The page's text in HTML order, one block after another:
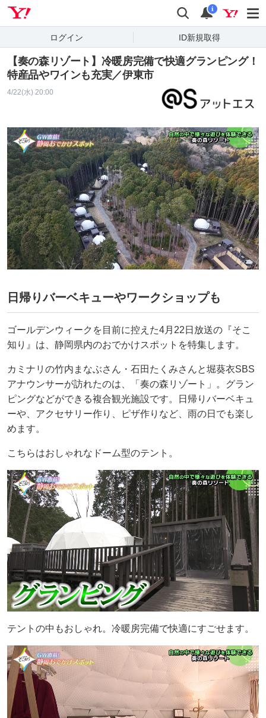
検索 通知
i
ログイン ID新規取得
【奏の森リゾート】冷暖房完備で快適グランピング！
特産品やワインも充実／伊東市
4/22(水) 20:00
日帰りバーベキューやワークショップも
ゴールデンウィークを目前に控えた4月22日放送の『そこ
知り』は、静岡県内のおでかけスポットを特集します。
カミナリの竹内まなぶさん・石田たくみさんと堀葵衣SBS
アナウンサーが訪れたのは、「奏の森リゾート」。グラン
ピングなどができる複合観光施設です。日帰りバーベキュ
ーや、アクセサリー作り、ピザ作りなど、雨の日でも楽し
めます。
こちらはおしゃれなドーム型のテント。
テントの中もおしゃれ。冷暖房完備で快適にすごせます。